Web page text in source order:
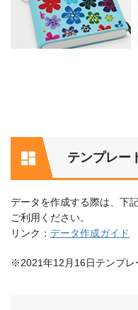
テンプレー
データを作成する際は、下
ご利用ください。
リンク： データ作成ガイド
※2021年12月16日テンプレ